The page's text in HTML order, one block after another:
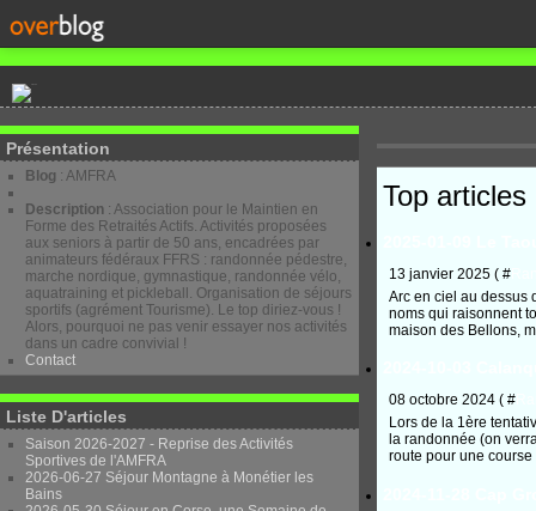
Présentation
Blog : AMFRA
Description : Association pour le Maintien en
Forme des Retraités Actifs. Activités proposées
aux seniors à partir de 50 ans, encadrées par
animateurs fédéraux FFRS : randonnée pédestre,
marche nordique, gymnastique, randonnée vélo,
aquatraining et pickleball. Organisation de séjours
sportifs (agrément Tourisme). Le top diriez-vous !
Alors, pourquoi ne pas venir essayer nos activités
dans un cadre convivial !
Contact
Liste D'articles
Saison 2026-2027 - Reprise des Activités
Sportives de l'AMFRA
2026-06-27 Séjour Montagne à Monétier les
Bains
Top articles
13 janvier 2025 ( #
Arc en ciel au dessus
noms qui raisonnent
maison des Bellons,
08 octobre 2024 ( #
Lors de la 1ère
la randonnée (on
route pour une course